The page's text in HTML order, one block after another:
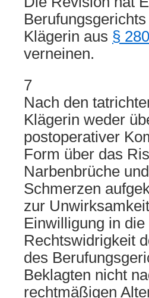
Klägerin aus §
verneinen.
7
Nach den
Klägerin weder
postoperativer
Form über das
Narbenbrüche
Schmerzen
zur
Einwilligung in
Rechtswidrigkeit
des
Beklagten nicht
rechtmäßigen